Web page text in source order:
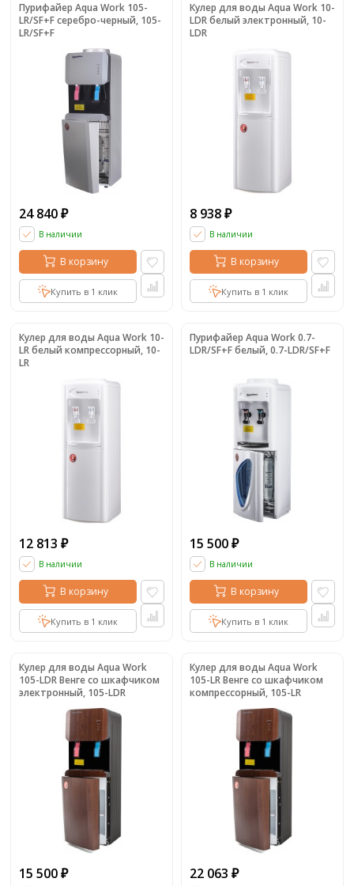
Пурифайер Aqua Work 105-
LR/SF+F серебро-черный, 105-
LR/SF+F
24 840 ₽
В наличии
В корзину
Купить в 1 клик
Кулер для воды Aqua Work 10-
LDR белый электронный, 10-
LDR
8 938 ₽
В наличии
В корзину
Купить в 1 клик
Кулер для воды Aqua Work 10-
LR белый компрессорный, 10-
LR
12 813 ₽
В наличии
В корзину
Купить в 1 клик
Пурифайер Aqua Work 0.7-
LDR/SF+F белый, 0.7-LDR/SF+F
15 500 ₽
В наличии
В корзину
Купить в 1 клик
Кулер для воды Aqua Work
105-LDR Венге со шкафчиком
электронный, 105-LDR
15 500 ₽
Кулер для воды Aqua Work
105-LR Венге со шкафчиком
компрессорный, 105-LR
22 063 ₽